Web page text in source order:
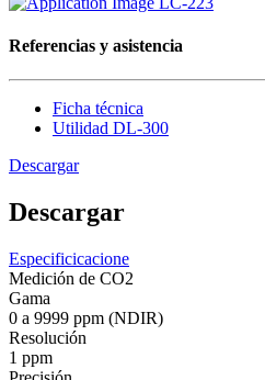
Referencias y asistencia
Ficha técnica
Utilidad DL-300
Descargar
Descargar
Especificicacione
Medición de CO2
Gama
0 a 9999 ppm (NDIR)
Resolución
1 ppm